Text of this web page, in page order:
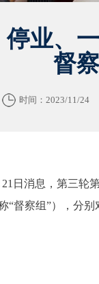
停业、
督
时间：2023/11/24
日消息，第三轮
“督察组”），分